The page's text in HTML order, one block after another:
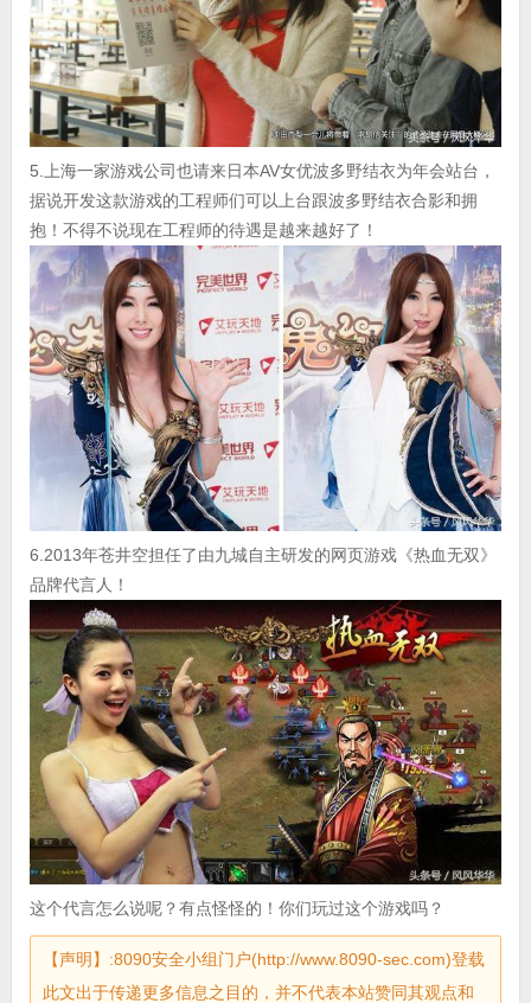
5.上海一家游戏公司也请来日本AV女优波多野结衣为年会站台，
据说开发这款游戏的工程师们可以上台跟波多野结衣合影和拥
抱！不得不说现在工程师的待遇是越来越好了！
6.2013年苍井空担任了由九城自主研发的网页游戏《热血无双》
品牌代言人！
这个代言怎么说呢？有点怪怪的！你们玩过这个游戏吗？
【声明】:8090安全小组门户(http://www.8090-sec.com)登载
此文出于传递更多信息之目的，并不代表本站赞同其观点和